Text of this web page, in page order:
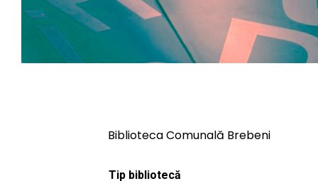
Biblioteca Comunală Brebeni
Tip bibliotecă